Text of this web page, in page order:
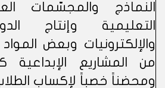
النماذج والمجسّمات
التعليمية وإنتاج
والإلكترونيات وبعض
من المشاريع الإبداعية
ومحضناً خصباً لإكساب